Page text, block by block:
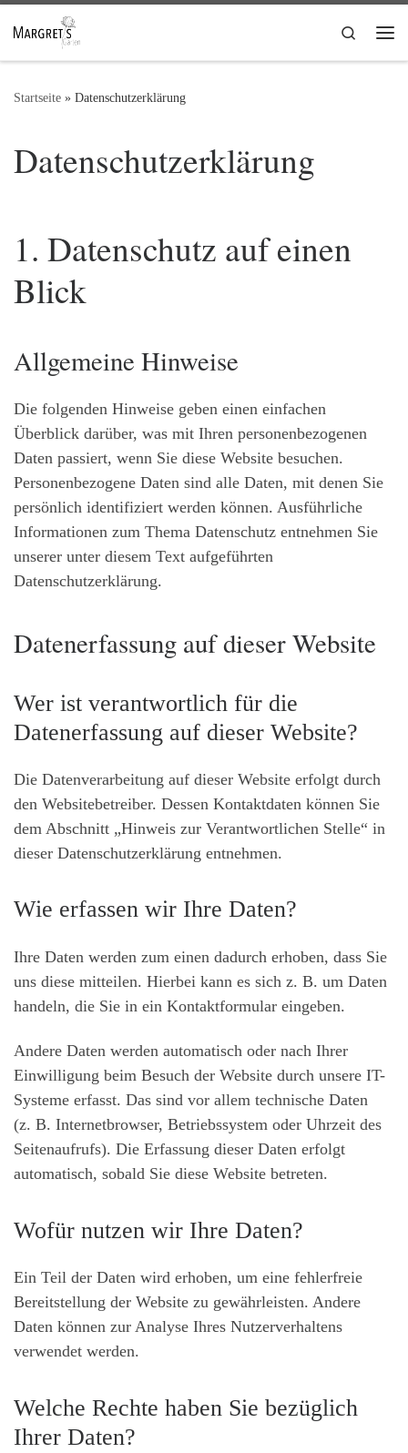
Zum Inhalt springen
Search
Startseite » Datenschutz­erklärung
Datenschutz­erklärung
1. Datenschutz auf einen
Blick
Allgemeine Hinweise
Die folgenden Hinweise geben einen einfachen
Überblick darüber, was mit Ihren personenbezogenen
Daten passiert, wenn Sie diese Website besuchen.
Personenbezogene Daten sind alle Daten, mit denen Sie
persönlich identifiziert werden können. Ausführliche
Informationen zum Thema Datenschutz entnehmen Sie
unserer unter diesem Text aufgeführten
Datenschutzerklärung.
Datenerfassung auf dieser Website
Wer ist verantwortlich für die
Datenerfassung auf dieser Website?
Die Datenverarbeitung auf dieser Website erfolgt durch
den Websitebetreiber. Dessen Kontaktdaten können Sie
dem Abschnitt „Hinweis zur Verantwortlichen Stelle“ in
dieser Datenschutzerklärung entnehmen.
Wie erfassen wir Ihre Daten?
Ihre Daten werden zum einen dadurch erhoben, dass Sie
uns diese mitteilen. Hierbei kann es sich z. B. um Daten
handeln, die Sie in ein Kontaktformular eingeben.
Andere Daten werden automatisch oder nach Ihrer
Einwilligung beim Besuch der Website durch unsere IT-
Systeme erfasst. Das sind vor allem technische Daten
(z. B. Internetbrowser, Betriebssystem oder Uhrzeit des
Seitenaufrufs). Die Erfassung dieser Daten erfolgt
automatisch, sobald Sie diese Website betreten.
Wofür nutzen wir Ihre Daten?
Ein Teil der Daten wird erhoben, um eine fehlerfreie
Bereitstellung der Website zu gewährleisten. Andere
Daten können zur Analyse Ihres Nutzerverhaltens
verwendet werden.
Welche Rechte haben Sie bezüglich
Ihrer Daten?